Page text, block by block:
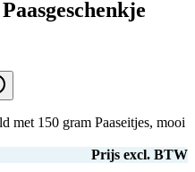
met 150 gram Paaseitjes, mooi
Prijs excl. BTW